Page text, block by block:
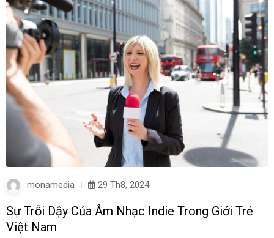
monamedia 29 Th8, 2024
Sự Trỗi Dậy Của Âm Nhạc Indie Trong Giới Trẻ
Việt Nam